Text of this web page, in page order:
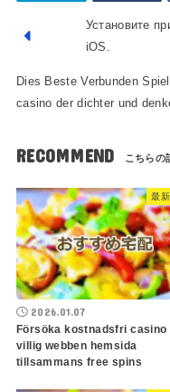
Установите
iOS.
Dies Beste Verbunden
casino der dichter und
RECOMMEND
最
2026.01.07
Försöka kostnadsfri casino
villig webben hemsida
tillsammans free spins